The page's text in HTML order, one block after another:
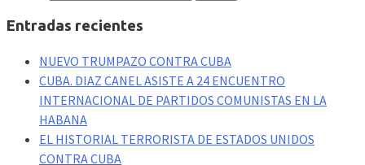
Entradas recientes
NUEVO TRUMPAZO CONTRA CUBA
CUBA. DIAZ CANEL ASISTE A 24 ENCUENTRO
INTERNACIONAL DE PARTIDOS COMUNISTAS EN LA
HABANA
EL HISTORIAL TERRORISTA DE ESTADOS UNIDOS
CONTRA CUBA